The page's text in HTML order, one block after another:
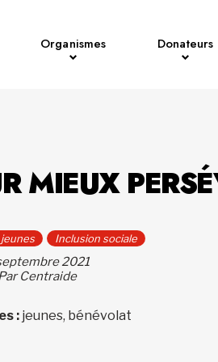
Organismes Donateurs
MIEUX
Inclusion sociale
2021
Centraide
: jeunes, bénévolat